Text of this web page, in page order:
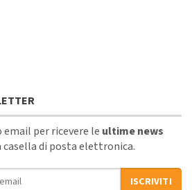
per ricevere le ultime news
di posta elettronica.
ISCRIVITI